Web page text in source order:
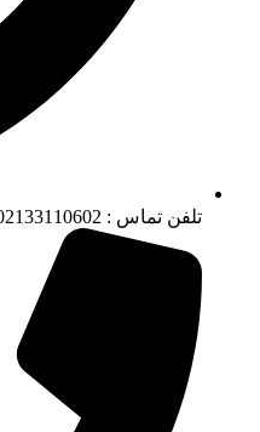
تلفن تماس : 02133110602